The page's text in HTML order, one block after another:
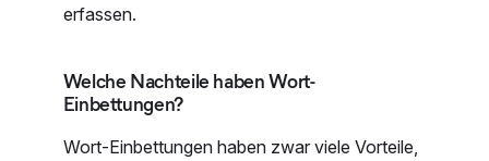
erfassen.
Welche Nachteile haben Wort-
Einbettungen?
Wort-Einbettungen haben zwar viele Vorteile,